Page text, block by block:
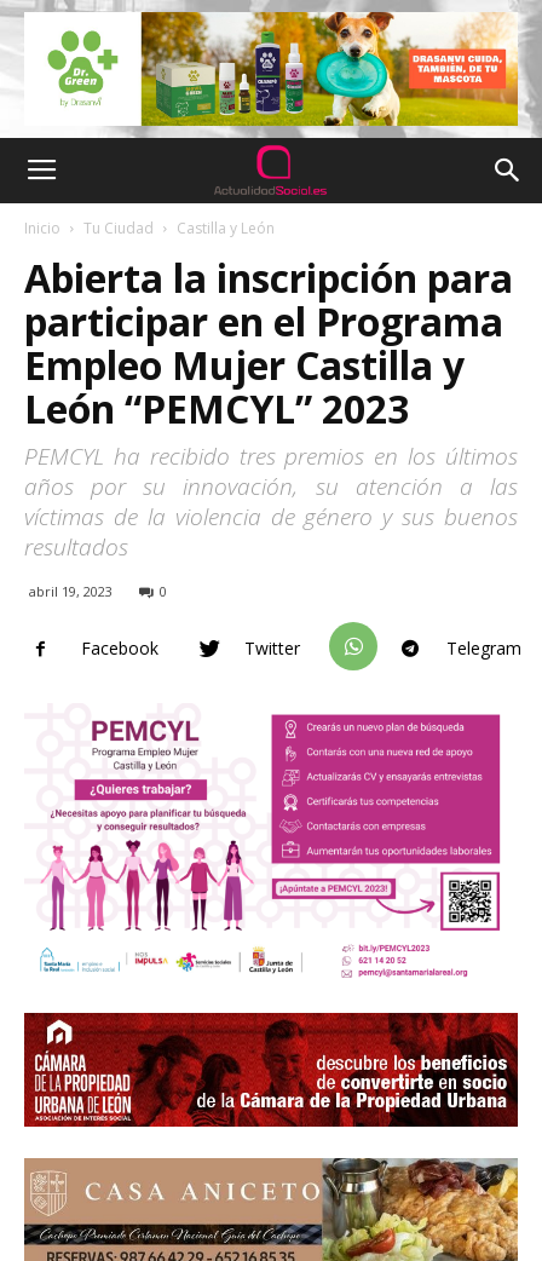
Inicio Tu Ciudad Castilla y León
Abierta la inscripción para
participar en el Programa
Empleo Mujer Castilla y
León “PEMCYL” 2023
PEMCYL ha recibido tres premios en los últimos
años por su innovación, su atención a las
víctimas de la violencia de género y sus buenos
resultados
abril 19, 2023 0
Facebook Twitter Telegram